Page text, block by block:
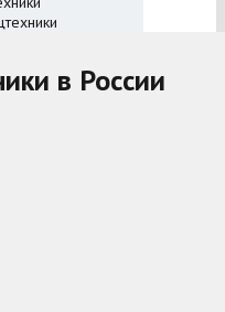
в России